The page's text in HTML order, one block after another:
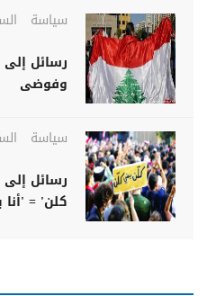
سياسة
السبت
وفوضى
سياسة
السبت
كلن' = 'أنا